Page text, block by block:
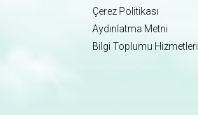
Çerez Politikası
Aydınlatma Metni
Bilgi Toplumu Hizmetleri